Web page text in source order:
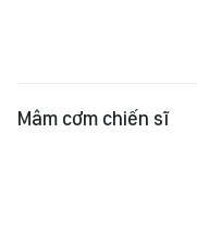
Mâm cơm chiến sĩ